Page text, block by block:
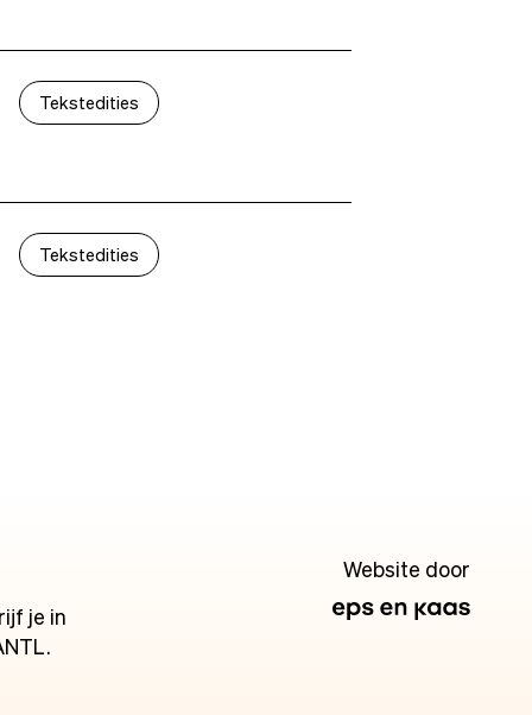
Tekstedities
Tekstedities
je in
Website door